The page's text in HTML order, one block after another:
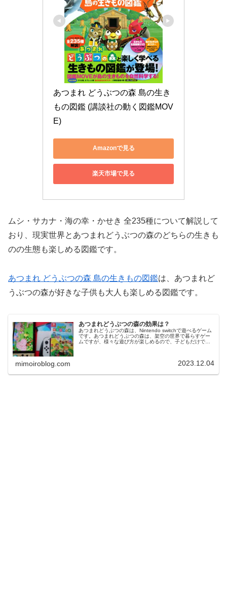
あつまれ どうぶつの森 島の生き
もの図鑑 (講談社の動く図鑑MOV
E)
Amazonで見る
楽天市場で見る
ムシ・サカナ・海の幸・かせき 全235種について解説して
おり、現実世界とあつまれどうぶつの森のどちらの生きも
のの生態も楽しめる図鑑です。
あつまれ どうぶつの森 島の生きもの図鑑は、あつまれど
うぶつの森が好きな子供も大人も楽しめる図鑑です。
あつまれどうぶつの森の効果は？
あつまれどうぶつの森は、Nintendo switchで遊べるゲーム
です。あつまれどうぶつの森は、架空の世界で暮らすゲー
ムですが、様々な遊び方が楽しめるので、子どもだけでは
mimoiroblog.com 2023.12.04